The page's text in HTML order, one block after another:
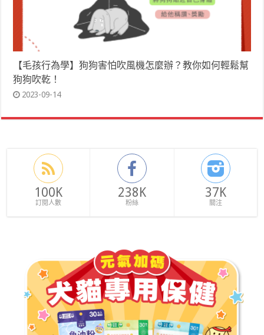
【毛孩行為學】狗狗害怕吹風機怎麼辦？教你如何輕鬆幫
狗狗吹乾！
2023-09-14
100K
訂閱人數
238K
粉絲
37K
關注